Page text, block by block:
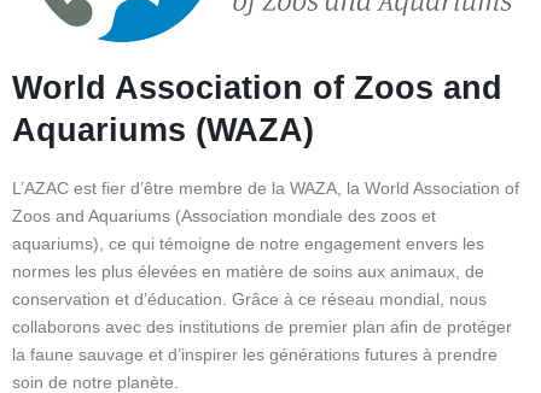
World Association of Zoos and
Aquariums (WAZA)
L’AZAC est fier d’être membre de la WAZA, la World Association of
Zoos and Aquariums (Association mondiale des zoos et
aquariums), ce qui témoigne de notre engagement envers les
normes les plus élevées en matière de soins aux animaux, de
conservation et d’éducation. Grâce à ce réseau mondial, nous
collaborons avec des institutions de premier plan afin de protéger
la faune sauvage et d’inspirer les générations futures à prendre
soin de notre planète.